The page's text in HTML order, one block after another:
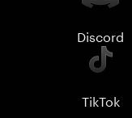
Discord
TikTok